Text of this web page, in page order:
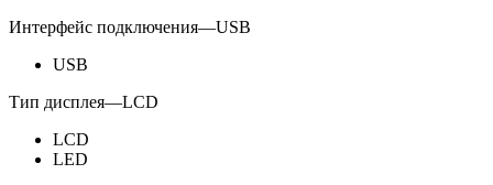
Интерфейс подключения—USB
USB
Тип дисплея—LCD
LCD
LED